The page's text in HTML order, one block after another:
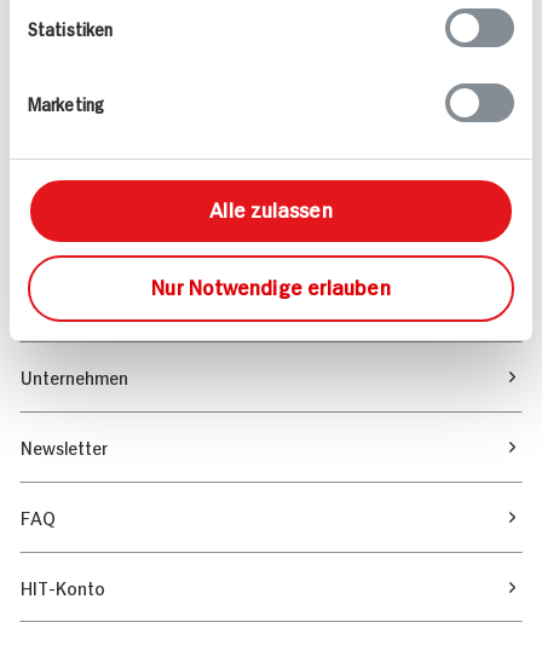
Statistiken
Marketing
Alle zulassen
Nur Notwendige erlauben
Rezepte
Sortiment
Marktfinder
Unser Magazin
Verantwortung & Nachhaltigkeit
Unternehmen
Newsletter
FAQ
HIT-Konto